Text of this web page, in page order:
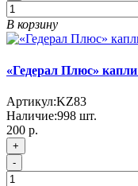
В корзину
«Гедерал Плюс»
Артикул:KZ83
Наличие:998 шт.
200 р.
+
-